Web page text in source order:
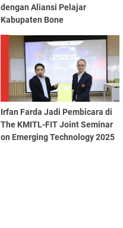
dengan Aliansi Pelajar
Kabupaten Bone
Irfan Farda Jadi Pembicara di
The KMITL-FIT Joint Seminar
on Emerging Technology 2025